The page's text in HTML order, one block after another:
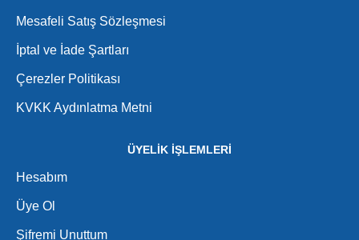
Mesafeli Satış Sözleşmesi
İptal ve İade Şartları
Çerezler Politikası
KVKK Aydınlatma Metni
ÜYELİK İŞLEMLERİ
Hesabım
Üye Ol
Şifremi Unuttum